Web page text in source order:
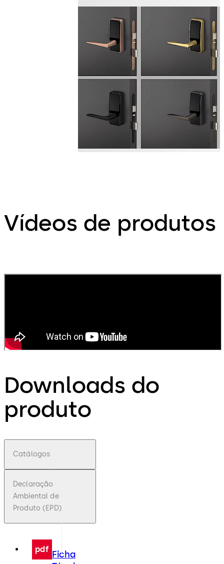
Vídeos de produtos
Downloads do
produto
Catálogos
Declaração
Ambiental de
Produto (EPD)
pdf Ficha